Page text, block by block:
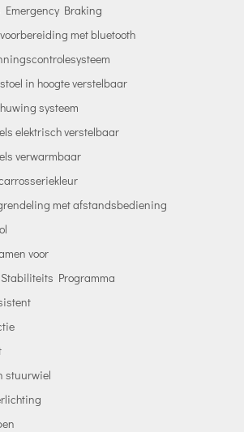
Emergency Braking
met bluetooth
in hoogte verstelbaar
systeem
elektrisch verstelbaar
verwarmbaar
met afstandsbediening
voor
Programma
stuurwiel